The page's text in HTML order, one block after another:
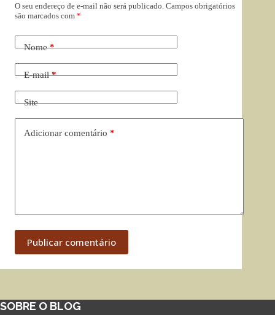
O seu endereço de e-mail não será publicado. Campos obrigatórios
são marcados com *
Nome*
E-mail*
Site
Adicionar comentário *
Publicar comentário
SOBRE O BLOG